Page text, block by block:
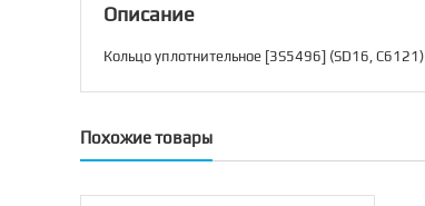
Описание
Кольцо уплотнительное [3S5496] (SD16, C6121)
Похожие товары